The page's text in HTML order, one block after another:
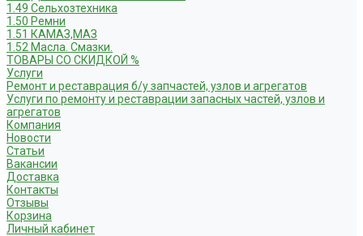
1.49 Сельхозтехника
1.50 Ремни
1.51 КАМАЗ,МАЗ
1.52 Масла. Смазки.
ТОВАРЫ СО СКИДКОЙ %
Услуги
Ремонт и реставрация б/у запчастей, узлов и агрегатов
Услуги по ремонту и реставрации запасных частей, узлов и
агрегатов
Компания
Новости
Статьи
Вакансии
Доставка
Контакты
Отзывы
Корзина
Личный кабинет